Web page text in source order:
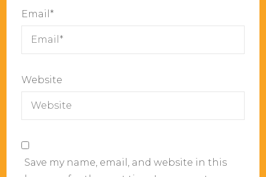
Email *
Website
Save my name, email, and website in this